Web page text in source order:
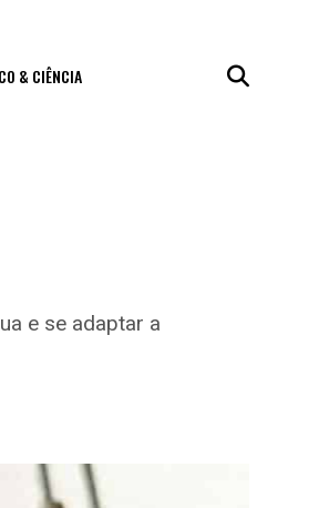
& CIÊNCIA
e se adaptar a